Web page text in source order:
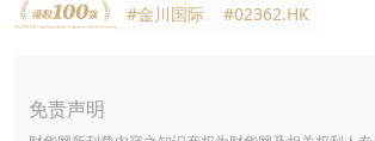
#金川国际 #02362.HK
免责声明